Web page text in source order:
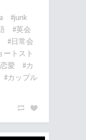
#junk
#英会
#日常会
ートスト
愛
#カ
#カップル